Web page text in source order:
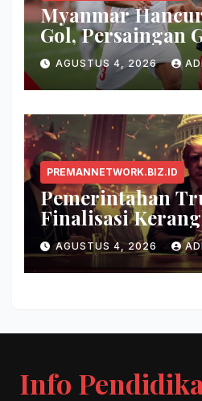
Myanmar
Gol, Persaingan
Memanas!
AGUSTUS 4, 2026
PREMANNETWORK.BIZ.ID
Pemerintahan
Finalisasi
Evaluasi Model
AGUSTUS 4, 2026
Info